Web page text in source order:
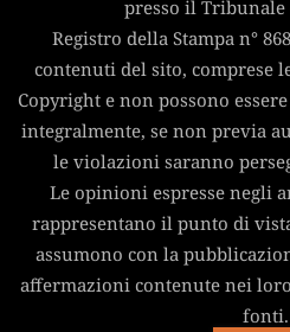
presso il Tribunale
Registro della Stampa n°
contenuti del sito, comprese
Copyright e non possono
integralmente, se non previa
le violazioni saranno
Le opinioni espresse negli
rappresentano il punto di
assumono con la
affermazioni contenute nei
fonti.